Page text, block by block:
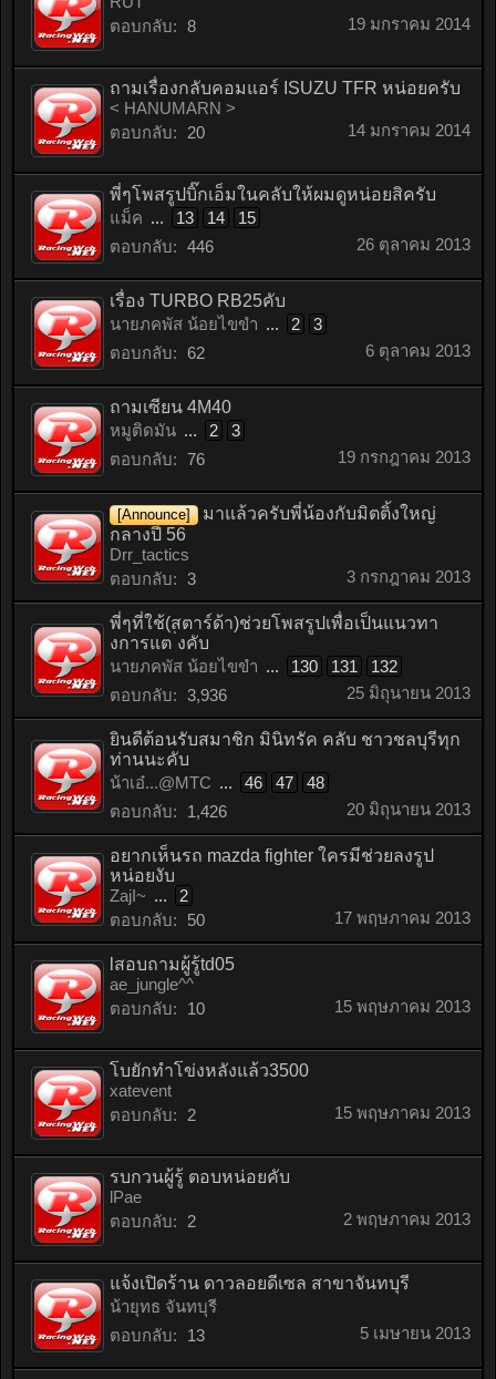
ตอบกลับ: 8 19 มกราคม 2014
ถามเรื่องกลับคอมแอร์ ISUZU TFR หน่อยครับ
< HANUMARN >
ตอบกลับ:
20 14 มกราคม 2014
พี่ๆโพสรูปบิ๊กเอ็มในคลับให้ผมดูหน่อยสิครับ
แม็ค ... 13 14
15
ตอบกลับ: 446 26 ตุลาคม 2013
เรื่อง TURBO RB25คับ
นายภคพัส น้อยไขขำ ... 2
3
ตอบกลับ: 62 6 ตุลาคม 2013
ถามเซียน 4M40
หมูติดมัน ... 2
3
ตอบกลับ: 76 19 กรกฎาคม 2013
[Announce]
มาแล้วครับพี่น้องกับมิตติ้งใหญ่
กลางปี 56
Drr_tactics
ตอบกลับ: 3 3 กรกฎาคม 2013
พี่ๆที่ใช้(สตาร์ด้า)ช่วยโพสรูปเพื่อเป็นแนวทา
งการแต ่งคับ
นายภคพัส น้อยไขขำ ... 130 131
132
ตอบกลับ: 3,936 25 มิถุนายน 2013
ยินดีต้อนรับสมาชิก มินิทรัค คลับ ชาวชลบุรีทุก
ท่านนะคับ
น้าเอ๋...@MTC ... 46 47
48
ตอบกลับ:
1,426 20 มิถุนายน 2013
อยากเห็นรถ mazda fighter ใครมีช่วยลงรูป
หน่อยงับ
ZajI~ ...
2
ตอบกลับ:
50 17 พฤษภาคม 2013
lสอบถามผู้รู้td05
ae_jungle^^
ตอบกลับ:
10 15 พฤษภาคม 2013
โบยักทำโข่งหลังแล้ว3500
xatevent
ตอบกลับ:
2 15 พฤษภาคม 2013
รบกวนผู้รู้ ตอบหน่อยคับ
lPae
ตอบกลับ:
2 2 พฤษภาคม 2013
แจ้งเปิดร้าน ดาวลอยดีเซล สาขาจันทบุรี
น้ายุทธ จันทบุรี
ตอบกลับ:
13 5 เมษายน 2013